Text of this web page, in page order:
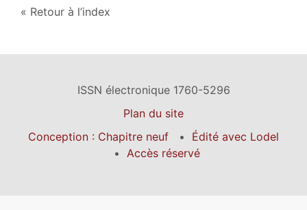
Retour à l’index
ISSN électronique 1760-5296
Plan du site
Conception : Chapitre neuf
Édité avec Lodel
Accès réservé